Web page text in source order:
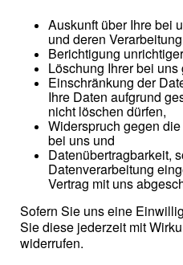
Auskunft über Ihre bei
und deren
Berichtigung
Löschung Ihrer bei
Einschränkung der
Ihre Daten aufgrund
nicht löschen dürfen,
Widerspruch gegen
bei uns und
Datenübertragbarkeit,
Datenverarbeitung
Vertrag mit uns
Sofern Sie uns eine
Sie diese jederzeit mit
widerrufen.